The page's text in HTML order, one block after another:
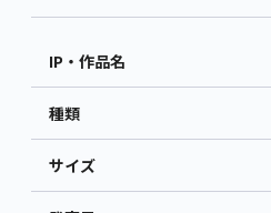
IP・作品名
種類
サイズ